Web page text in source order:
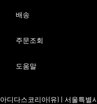
배송
주문조회
도움말
아디다스코리아(유) | 서울특별